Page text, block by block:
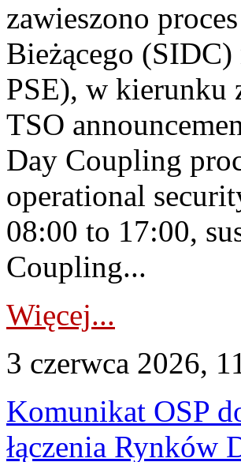
zawieszono
Bieżącego
PSE), w kierunku
TSO
Day Coupling
operational
08:00 to 17:00,
Coupling...
Więcej...
3 czerwca 2026,
Komunikat OSP
łączenia Rynków